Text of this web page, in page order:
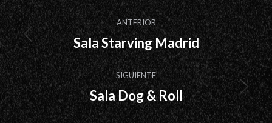
Navegación
entre
proyectos
ANTERIOR
Proyecto
anterior
Sala Starving Madrid
SIGUIENTE
Proyecto
siguiente
Sala Dog & Roll